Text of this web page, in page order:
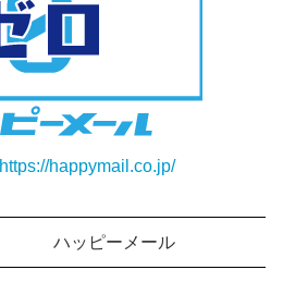
https://happymail.co.jp/
ハッピーメール